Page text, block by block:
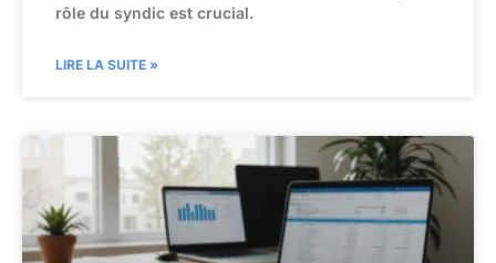
rôle du syndic est crucial.
LIRE LA SUITE »